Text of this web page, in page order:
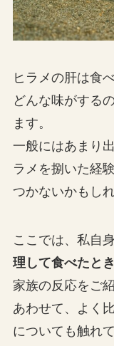
ヒラメの肝は食
どんな味がする
ます。
一般にはあまり
ラメを捌いた経
つかないかもしれ
ここでは、私自
理して食べたと
家族の反応をご
あわせて、よく
についても触れ